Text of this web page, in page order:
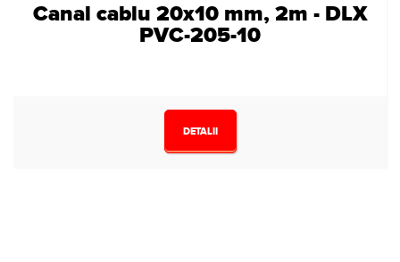
Canal cablu 20x10 mm, 2m - DLX
PVC-205-10
DETALII